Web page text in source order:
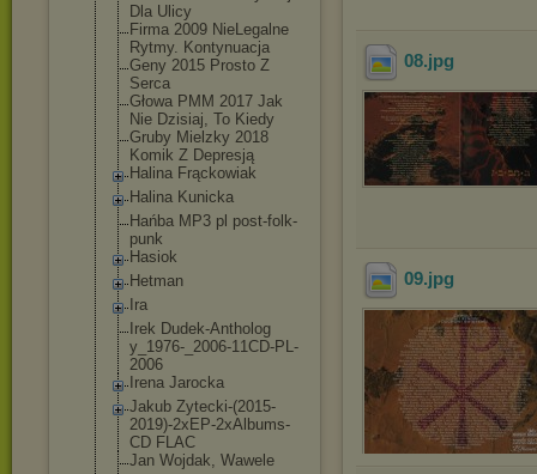
Dla Ulicy
Firma 2009 NieLegalne
Rytmy. Kontynuacja
Geny 2015 Prosto Z
Serca
Głowa PMM 2017 Jak
Nie Dzisiaj, To Kiedy
Gruby Mielzky 2018
Komik Z Depresją
Halina Frąckowiak
Halina Kunicka
Hańba MP3 pl post-folk-
punk
Hasiok
Hetman
Ira
Irek Dudek-Antholog
y_1976-_2006-11CD-PL-
2006
Irena Jarocka
Jakub Zytecki-(2015-
2019)-2xEP-2xA lbums-
CD FLAC
Jan Wojdak, Wawele
08.jpg
09.jpg